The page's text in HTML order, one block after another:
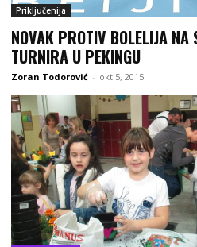
Priključenija
NOVAK PROTIV BOLELIJA NA
TURNIRA U PEKINGU
Zoran Todorović - okt 5, 2015